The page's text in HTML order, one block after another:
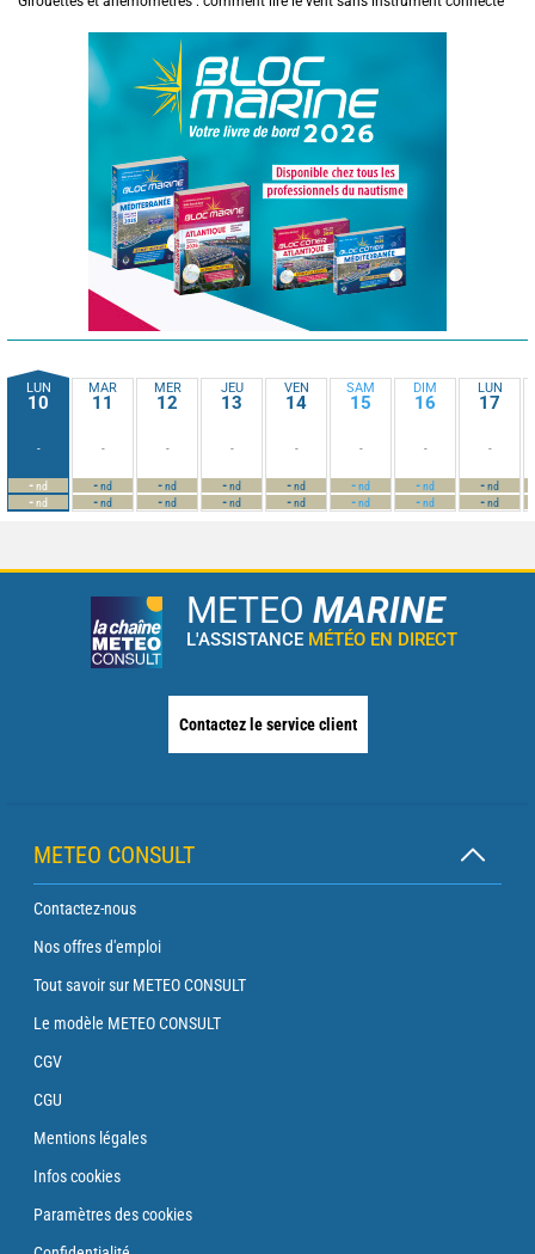
LUN
10
-
-nd
-nd
MAR
11
-
-nd
-nd
MER
12
-
-nd
-nd
JEU
13
-
-nd
-nd
VEN
14
-
-nd
-nd
SAM
15
-
-nd
-nd
DIM
16
-
-nd
-nd
LUN
17
-
-nd
-nd
METEO MARINE
L'ASSISTANCE MÉTÉO EN DIRECT
Contactez le service client
METEO CONSULT
Contactez-nous
Nos offres d'emploi
Tout savoir sur METEO CONSULT
Le modèle METEO CONSULT
CGV
CGU
Mentions légales
Infos cookies
Paramètres des cookies